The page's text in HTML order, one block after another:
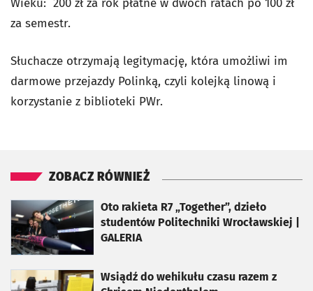
Wieku: 200 zł za rok płatne w dwóch ratach po 100 zł
za semestr.
Słuchacze otrzymają legitymację, która umożliwi im
darmowe przejazdy Polinką, czyli kolejką linową i
korzystanie z biblioteki PWr.
ZOBACZ RÓWNIEŻ
Oto rakieta R7 „Together”, dzieło
studentów Politechniki Wrocławskiej |
GALERIA
otworzy się w nowej karcie
Wsiądź do wehikułu czasu razem z
otworzy się w nowej karcie